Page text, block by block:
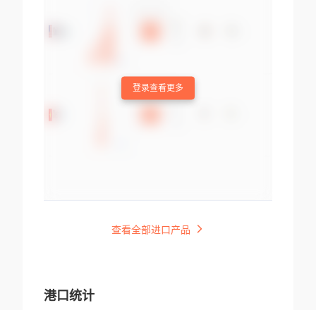
登录查看更多
查看全部进口产品
港口统计